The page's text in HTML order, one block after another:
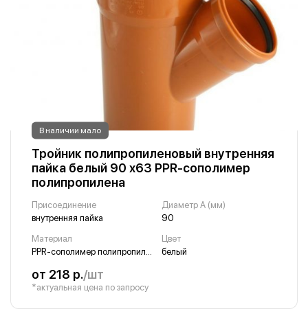
В наличии мало
Тройник полипропиленовый внутренняя
пайка белый 90 х63 PPR-сополимер
полипропилена
Присоединение
внутренняя пайка
Диаметр A (мм)
90
Материал
Цвет
белый
от 218 р./шт
*актуальная цена по запросу